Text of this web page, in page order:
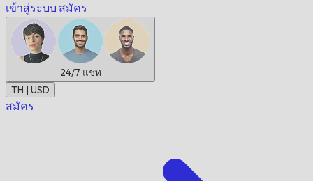
เข้าสู่ระบบ สมัคร
24/7 แชท
TH | USD
สมัคร